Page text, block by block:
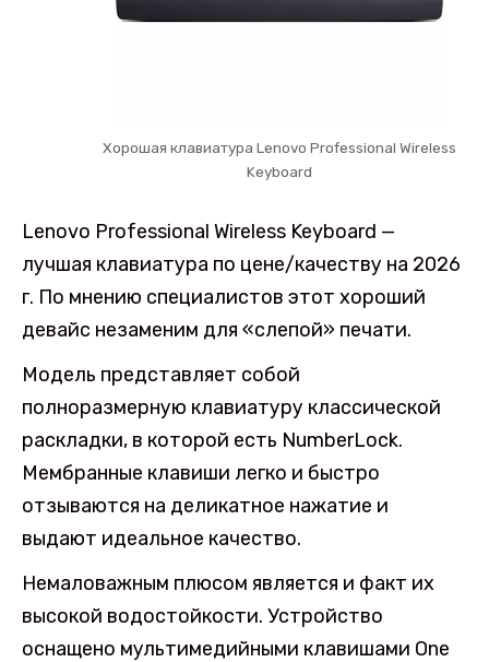
Хорошая клавиатура Lenovo Professional Wireless
Keyboard
Lenovo Professional Wireless Keyboard —
лучшая клавиатура по цене/качеству на 2026
г. По мнению специалистов этот хороший
девайс незаменим для «слепой» печати.
Модель представляет собой
полноразмерную клавиатуру классической
раскладки, в которой есть NumberLock.
Мембранные клавиши легко и быстро
отзываются на деликатное нажатие и
выдают идеальное качество.
Немаловажным плюсом является и факт их
высокой водостойкости. Устройство
оснащено мультимедийными клавишами One